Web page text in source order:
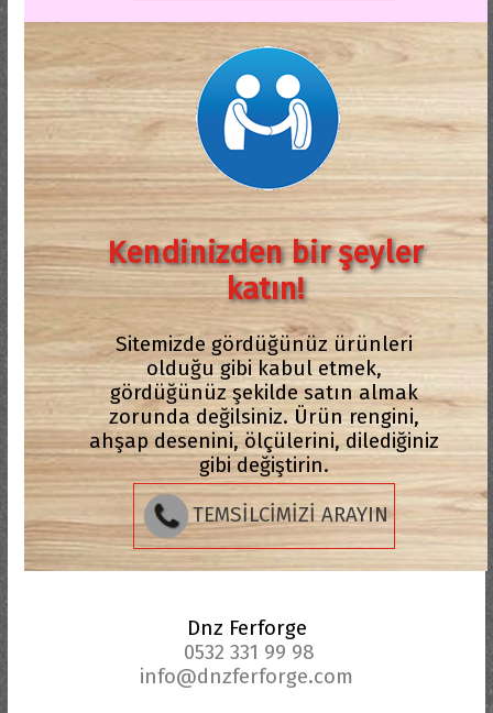
Kendinizden bir şeyler
katın!
Sitemizde gördüğünüz ürünleri
olduğu gibi kabul etmek,
gördüğünüz şekilde satın almak
zorunda değilsiniz. Ürün rengini,
ahşap desenini, ölçülerini, dilediğiniz
gibi değiştirin.
TEMSİLCİMİZİ ARAYIN
Dnz Ferforge
0532 331 99 98
info@dnzferforge.com